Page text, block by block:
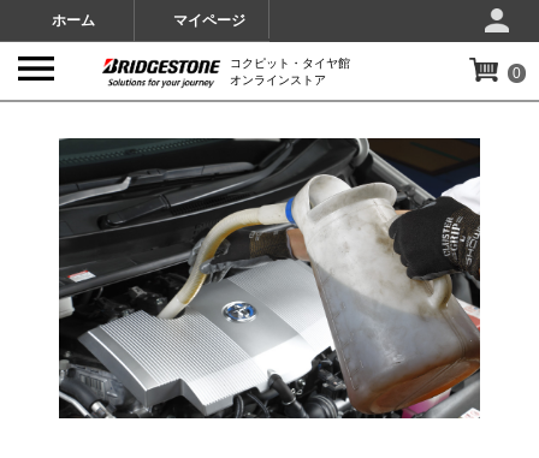
ホーム マイページ
コクピット・タイヤ館
オンラインストア
0